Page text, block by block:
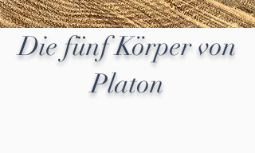
Die fünf Körper von
Platon